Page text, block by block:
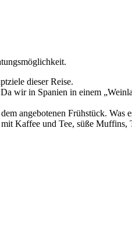
dieser Reise.
wir in Spanien in einem
angebotenen Frühstück. Was
Kaffee und Tee, süße